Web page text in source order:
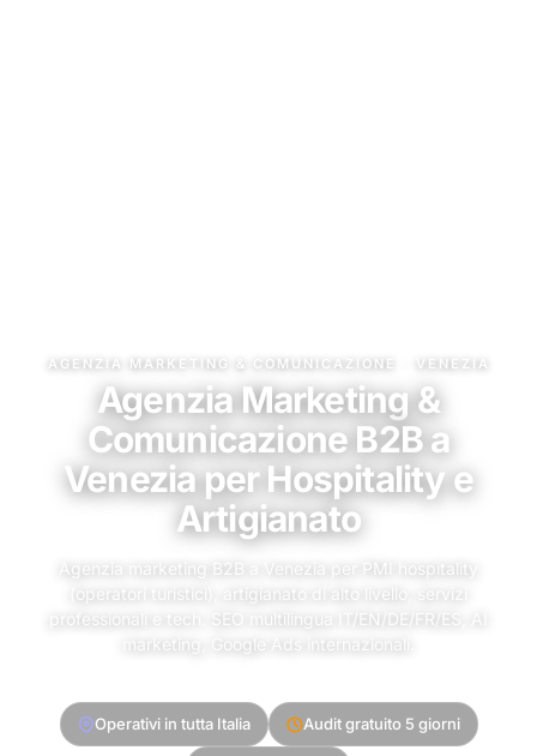
AGENZIA MARKETING & COMUNICAZIONE · VENEZIA
Agenzia Marketing &
Comunicazione B2B a
Venezia per Hospitality e
Artigianato
Agenzia marketing B2B a Venezia per PMI hospitality
(operatori turistici), artigianato di alto livello, servizi
professionali e tech. SEO multilingua IT/EN/DE/FR/ES, AI
marketing, Google Ads internazionali.
Operativi in tutta Italia Audit gratuito 5 giorni